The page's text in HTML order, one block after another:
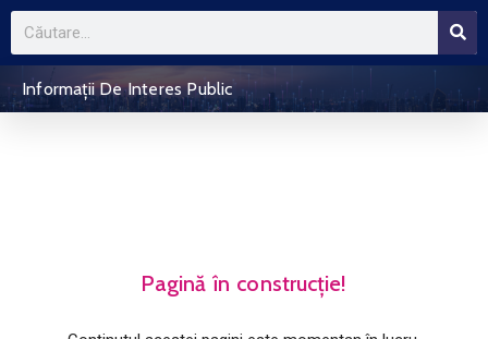
Informații De Interes Public
Pagină în construcție!